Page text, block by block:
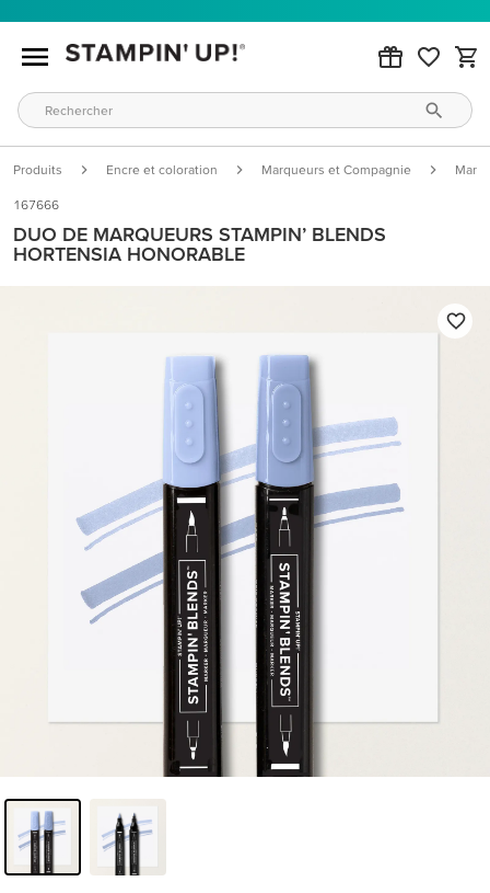
Produits Encre et coloration Marqueurs et Compagnie
167666
DUO DE MARQUEURS STAMPIN’ BLENDS
HORTENSIA HONORABLE